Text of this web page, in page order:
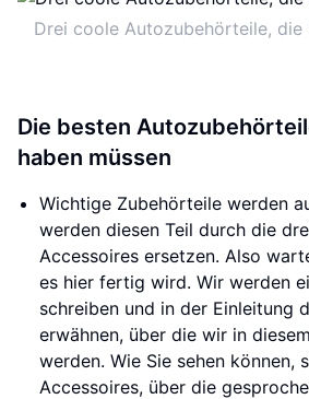
Drei coole Autozubehörteile, die
Die besten
haben müssen
Wichtige Zubehörteile werden
werden diesen Teil durch die
Accessoires ersetzen. Also
es hier fertig wird. Wir werden
schreiben und in der Einleitung
erwähnen, über die wir in
werden. Wie Sie sehen können,
Accessoires, über die